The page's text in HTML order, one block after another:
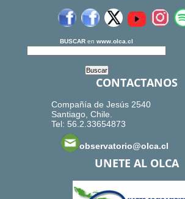
BUSCAR en www.olca.cl
CONTACTANOS
Compañía de Jesús 2540
Santiago, Chile.
Tel: 56.2.33654873
observatorio@olca.cl
UNETE AL OLCA